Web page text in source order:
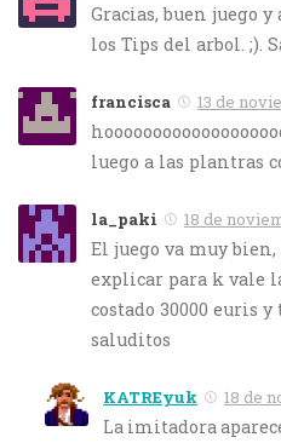
Gracias, buen juego
los Tips del arbol. ;).
francisca 13 de
luego a las plantras
la_paki 18 de
El juego va muy
explicar para k vale
costado 30000 euris y
saluditos
KATREyuk 18 de
La imitadora